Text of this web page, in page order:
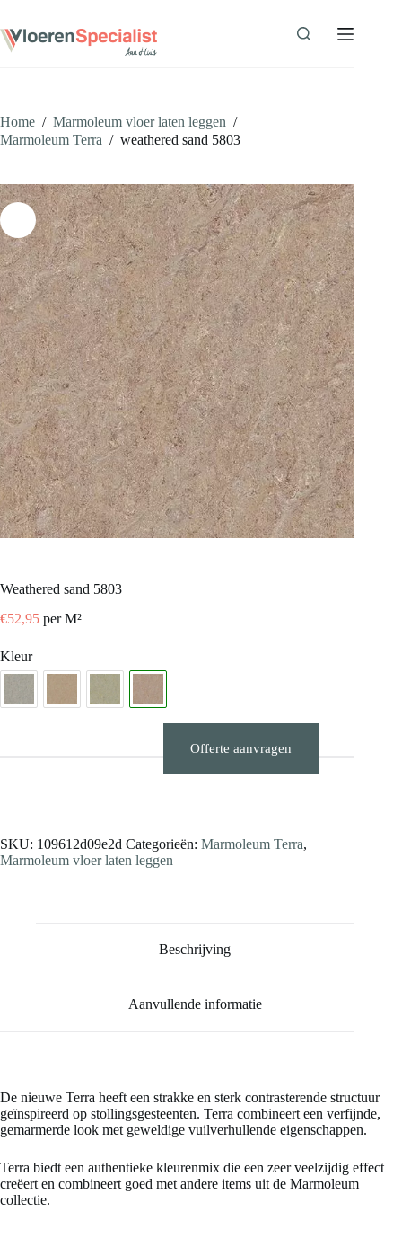
de
inhoud
Home / Marmoleum vloer laten leggen /
Marmoleum Terra / weathered sand 5803
weathered sand 5803
€52,95 per M²
Kleur
Offerte aanvragen
SKU: 109612d09e2d Categorieën: Marmoleum Terra,
Marmoleum vloer laten leggen
Beschrijving
Aanvullende informatie
De nieuwe Terra heeft een strakke en sterk contrasterende structuur
geïnspireerd op stollingsgesteenten. Terra combineert een verfijnde,
gemarmerde look met geweldige vuilverhullende eigenschappen.
Terra biedt een authentieke kleurenmix die een zeer veelzijdig effect
creëert en combineert goed met andere items uit de Marmoleum
collectie.